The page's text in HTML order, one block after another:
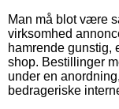
Man må blot være
virksomhed
hamrende gunstig,
shop. Bestillinger
under en
bedrageriske